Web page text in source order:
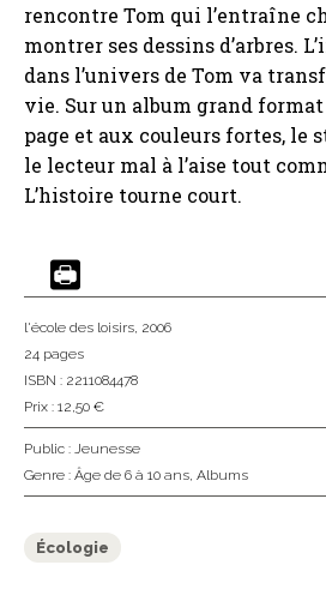
rencontre Tom qui l’entraîne
montrer ses dessins d’arbres.
dans l’univers de Tom va
vie. Sur un album grand
page et aux couleurs fortes, le
le lecteur mal à l’aise tout
L’histoire tourne court.
l'école des loisirs, 2006
24 pages
ISBN : 2211084478
Prix : 12,50 €
Public : Jeunesse
Genre : Âge de 6 à 10 ans, Albums
Écologie